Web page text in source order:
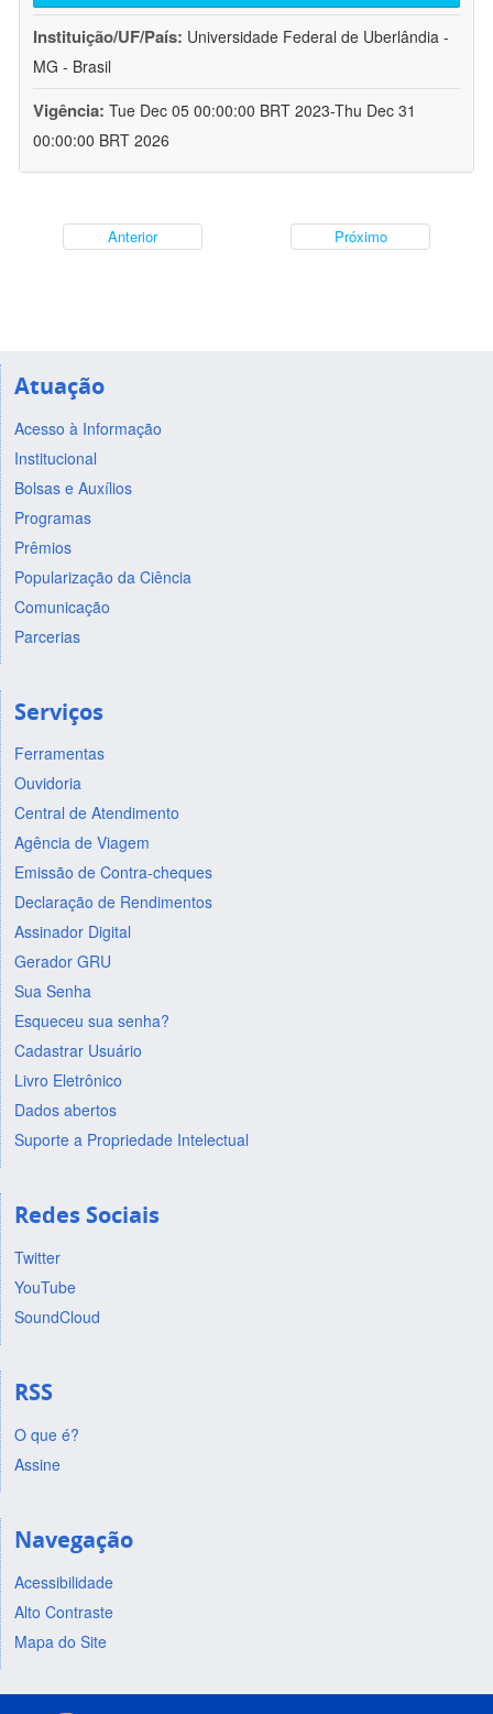
Instituição/UF/País: Universidade Federal de Uberlândia -
MG - Brasil
Vigência: Tue Dec 05 00:00:00 BRT 2023-Thu Dec 31
00:00:00 BRT 2026
Anterior Próximo
Atuação
Acesso à Informação
Institucional
Bolsas e Auxílios
Programas
Prêmios
Popularização da Ciência
Comunicação
Parcerias
Serviços
Ferramentas
Ouvidoria
Central de Atendimento
Agência de Viagem
Emissão de Contra-cheques
Declaração de Rendimentos
Assinador Digital
Gerador GRU
Sua Senha
Esqueceu sua senha?
Cadastrar Usuário
Livro Eletrônico
Dados abertos
Suporte a Propriedade Intelectual
Redes Sociais
Twitter
YouTube
SoundCloud
RSS
O que é?
Assine
Navegação
Acessibilidade
Alto Contraste
Mapa do Site